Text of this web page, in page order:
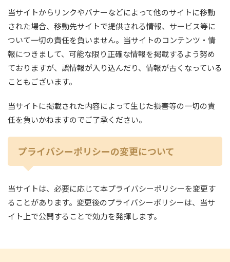
当サイトからリンクやバナーなどによって他のサイトに移動
された場合、移動先サイトで提供される情報、サービス等に
ついて一切の責任を負いません。当サイトのコンテンツ・情
報につきまして、可能な限り正確な情報を掲載するよう努め
ておりますが、誤情報が入り込んだり、情報が古くなっている
こともございます。
当サイトに掲載された内容によって生じた損害等の一切の責
任を負いかねますのでご了承ください。
プライバシーポリシーの変更について
当サイトは、必要に応じて本プライバシーポリシーを変更す
ることがあります。変更後のプライバシーポリシーは、当サ
イト上で公開することで効力を発揮します。